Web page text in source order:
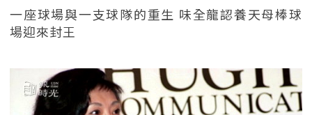
一座球場與一支球隊的重生 味全龍認養天母棒球
場迎來封王